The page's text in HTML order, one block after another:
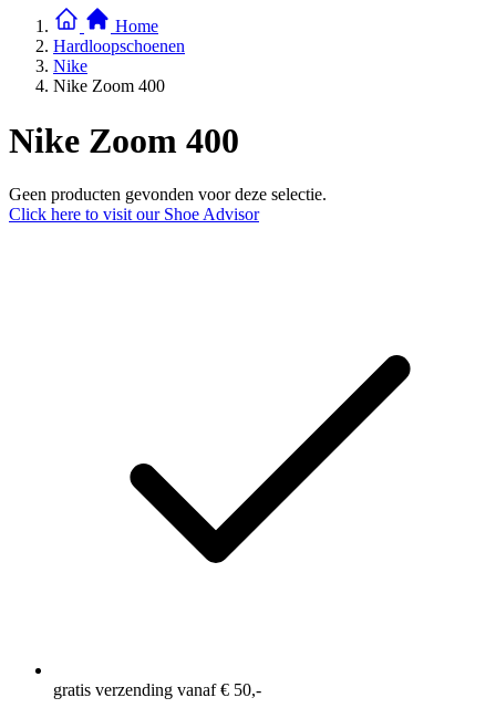
Home
Hardloopschoenen
Nike
Nike Zoom 400
Nike Zoom 400
Geen producten gevonden voor deze selectie.
Click here to visit our Shoe Advisor
gratis verzending vanaf € 50,-